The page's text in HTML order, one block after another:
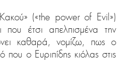
(«the power of Evil»)
έτσι απελπισμένα την
καθαρά, νομίζω, πως ο
ο Ευριπίδης κιόλας στις